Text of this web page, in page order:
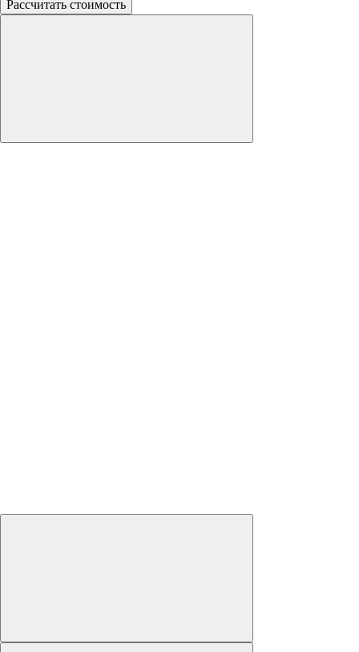
Рассчитать стоимость